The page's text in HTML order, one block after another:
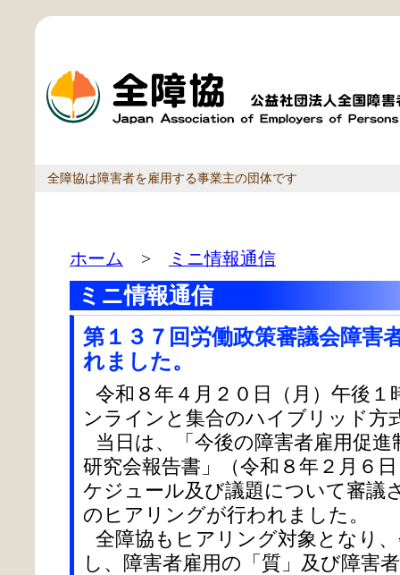
全障協は障害者を雇用する事業主の団体です
ホーム > ミニ情報通信
ミニ情報通信
第１３７回労働政策審議会障害
れました。
令和８年４月２０日（月）午後
ンラインと集合のハイブリッド方
当日は、「今後の障害者雇用促
研究会報告書」（令和８年２月６
ケジュール及び議題について審議
のヒアリングが行われました。
全障協もヒアリング対象となり
し、障害者雇用の「質」及び障害